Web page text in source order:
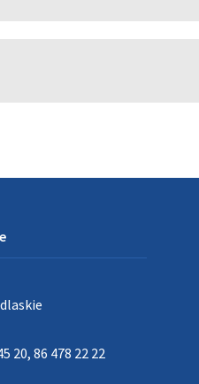
20, 86 478 22 22